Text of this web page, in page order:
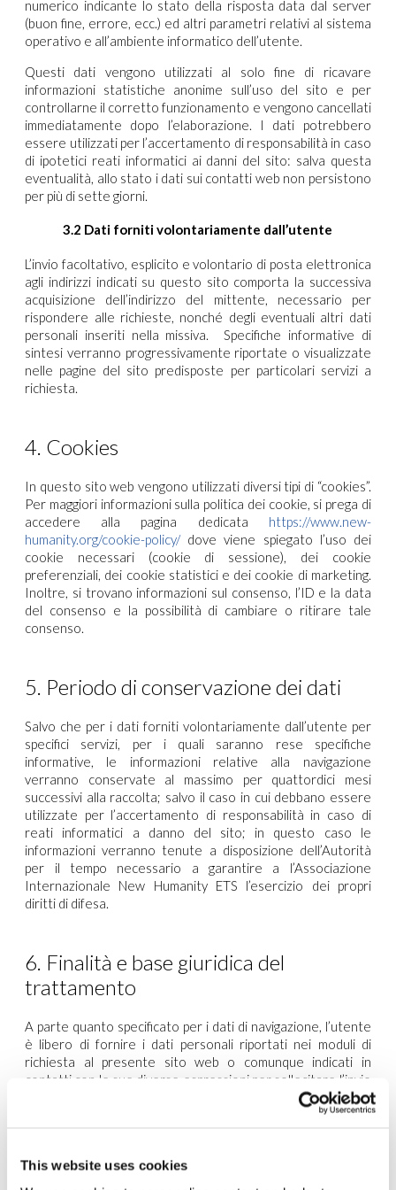
This website uses cookies
numerico indicante lo stato della risposta data dal server
(buon fine, errore, ecc.) ed altri parametri relativi al sistema
operativo e all’ambiente informatico dell’utente.
Questi dati vengono utilizzati al solo fine di ricavare
informazioni statistiche anonime sull’uso del sito e per
controllarne il corretto funzionamento e vengono cancellati
immediatamente dopo l’elaborazione. I dati potrebbero
essere utilizzati per l’accertamento di responsabilità in caso
di ipotetici reati informatici ai danni del sito: salva questa
eventualità, allo stato i dati sui contatti web non persistono
per più di sette giorni.
3.2 Dati forniti volontariamente dall’utente
L’invio facoltativo, esplicito e volontario di posta elettronica
agli indirizzi indicati su questo sito comporta la successiva
acquisizione dell’indirizzo del mittente, necessario per
rispondere alle richieste, nonché degli eventuali altri dati
personali inseriti nella missiva. Specifiche informative di
sintesi verranno progressivamente riportate o visualizzate
nelle pagine del sito predisposte per particolari servizi a
richiesta.
4. Cookies
In questo sito web vengono utilizzati diversi tipi di “cookies”.
Per maggiori informazioni sulla politica dei cookie, si prega di
accedere alla pagina dedicata https://www.new-
humanity.org/cookie-policy/dove viene spiegato l’uso dei
cookie necessari (cookie di sessione), dei cookie
preferenziali, dei cookie statistici e dei cookie di marketing.
Inoltre, si trovano informazioni sul consenso, l’ID e la data
del consenso e la possibilità di cambiare o ritirare tale
consenso.
5. Periodo di conservazione dei dati
Salvo che per i dati forniti volontariamente dall’utente per
specifici servizi, per i quali saranno rese specifiche
informative, le informazioni relative alla navigazione
verranno conservate al massimo per quattordici mesi
successivi alla raccolta; salvo il caso in cui debbano essere
utilizzate per l’accertamento di responsabilità in caso di
reati informatici a danno del sito; in questo caso le
informazioni verranno tenute a disposizione dell’Autorità
per il tempo necessario a garantire a l’Associazione
Internazionale New Humanity ETS l’esercizio dei propri
diritti di difesa.
6. Finalità e base giuridica del
trattamento
A parte quanto specificato per i dati di navigazione, l’utente
è libero di fornire i dati personali riportati nei moduli di
richiesta al presente sito web o comunque indicati in
contatti con le sue diverse espressioni per sollecitare l’invio
di materiale informativo o altro. Essi saranno conosciuti da
dipendenti e collaboratori dell’Associazione Internazionale
questione come richiesto dalla Normativa Applicabile.